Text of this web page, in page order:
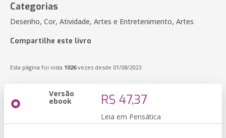
Categorias
Desenho, Cor, Atividade, Artes e Entretenimento, Artes
Compartilhe este livro
Esta página foi vista 1026vezes desde 01/08/2023
Versão
ebook R$ 47,37
Leia em Pensática